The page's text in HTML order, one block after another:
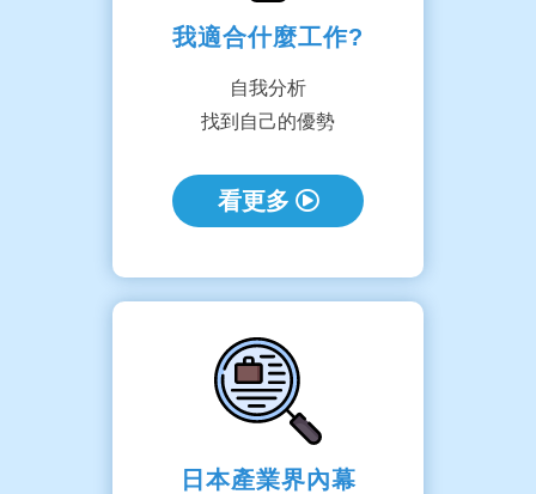
我適合什麼工作?
自我分析
找到自己的優勢
看更多
日本產業界內幕